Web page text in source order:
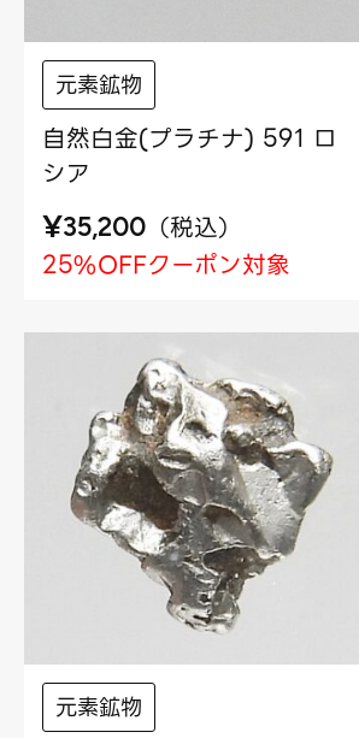
元素鉱物
自然白金(プラチナ) 591 ロ
シア
¥35,200 （税込）
25%OFFクーポン対象
元素鉱物